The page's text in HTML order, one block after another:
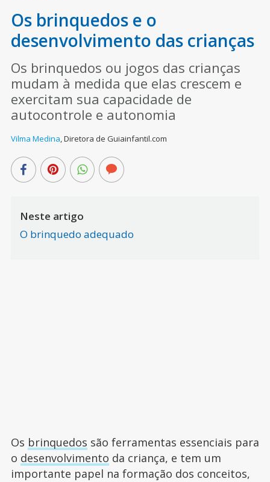
Os brinquedos e o
desenvolvimento das crianças
Os brinquedos ou jogos das crianças
mudam à medida que elas crescem e
exercitam sua capacidade de
autocontrole e autonomia
Vilma Medina,Diretora de Guiainfantil.com
Neste artigo
O brinquedo adequado
Os brinquedos são ferramentas essenciais para
o desenvolvimento da criança, e tem um
importante papel na formação dos conceitos,